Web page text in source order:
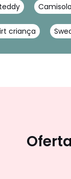
criança